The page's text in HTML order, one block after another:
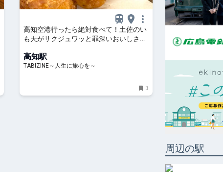
高知空港行ったら絶対食べて！土佐のい
も天がサクジュワッと罪深いおいしさ
心を～
高知駅
TABIZINE～人生に旅心を～
3
周辺の駅